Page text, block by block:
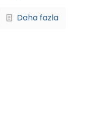
Daha fazla